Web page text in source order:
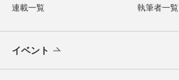
連載一覧 執筆者一覧
イベント